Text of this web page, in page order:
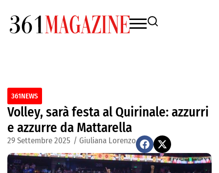
361NEWS
Volley, sarà festa al Quirinale: azzurri
e azzurre da Mattarella
29 Settembre 2025 / Giuliana Lorenzo